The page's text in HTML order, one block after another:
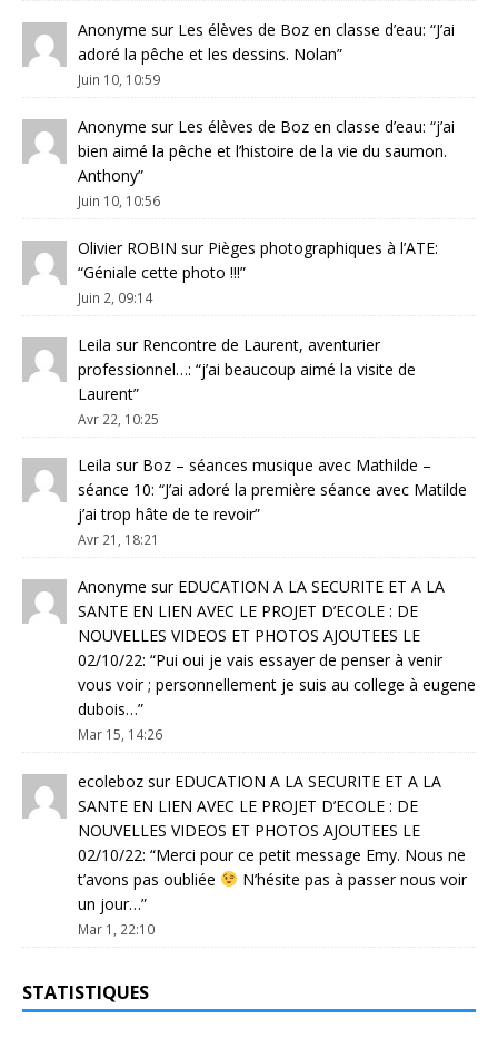
Anonyme sur Les élèves de Boz en classe d’eau: “J’ai
adoré la pêche et les dessins. Nolan”
Juin 10, 10:59
Anonyme sur Les élèves de Boz en classe d’eau: “j’ai
bien aimé la pêche et l’histoire de la vie du saumon.
Anthony”
Juin 10, 10:56
Olivier ROBIN sur Pièges photographiques à l’ATE:
“Géniale cette photo !!!”
Juin 2, 09:14
Leila sur Rencontre de Laurent, aventurier
professionnel…: “j’ai beaucoup aimé la visite de
Laurent”
Avr 22, 10:25
Leila sur Boz – séances musique avec Mathilde –
séance 10: “J’ai adoré la première séance avec Matilde
j’ai trop hâte de te revoir”
Avr 21, 18:21
Anonyme sur EDUCATION A LA SECURITE ET A LA
SANTE EN LIEN AVEC LE PROJET D’ECOLE : DE
NOUVELLES VIDEOS ET PHOTOS AJOUTEES LE
02/10/22: “Pui oui je vais essayer de penser à venir
vous voir ; personnellement je suis au college à eugene
dubois…”
Mar 15, 14:26
ecoleboz sur EDUCATION A LA SECURITE ET A LA
SANTE EN LIEN AVEC LE PROJET D’ECOLE : DE
NOUVELLES VIDEOS ET PHOTOS AJOUTEES LE
02/10/22: “Merci pour ce petit message Emy. Nous ne
t’avons pas oubliée
N’hésite pas à passer nous voir
un jour…”
Mar 1, 22:10
STATISTIQUES